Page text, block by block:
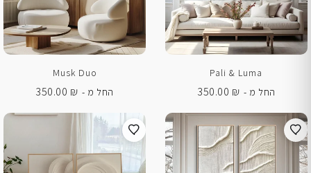
Pali & Luma
החל מ -
350.00 ₪
Musk Duo
החל מ -
350.00 ₪